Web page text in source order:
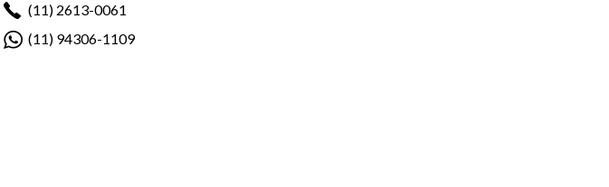
(11) 2613-0061
(11) 94306-1109